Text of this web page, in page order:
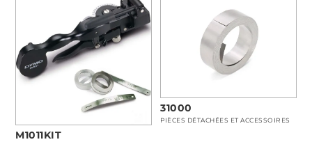
M1011KIT
31000
PIÈCES DÉTACHÉES ET ACCESSOIRES